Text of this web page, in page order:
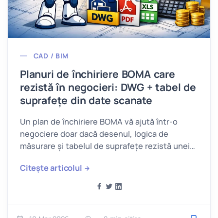
CAD / BIM
Planuri de închiriere BOMA care
rezistă în negocieri: DWG + tabel de
suprafețe din date scanate
Un plan de închiriere BOMA vă ajută într-o
negociere doar dacă desenul, logica de
măsurare și tabelul de suprafețe rezistă unei
Citește articolul